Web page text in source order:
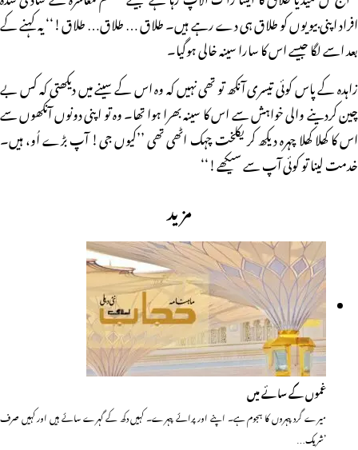
افراد اپنی بیویوں کو طلاق ہی دے رہے ہیں۔ طلاق … طلاق… طلاق!‘‘ یہ کہنے کے
بعد اسے لگا جیسے اس کا سارا سینہ خالی ہوگیا۔
زاہدہ کے پاس کوئی تیسری آنکھ تو تھی نہیں کہ وہ اس کے سینے میں دیکھتی کہ کس بے
چین کردینے والی خواہش سے اس کا سینہ بھرا ہوا تھا۔ وہ تو اپنی دونوں آنکھوں سے
اس کا کھلا کھلا چہرہ دیکھ کر یکلخت چہک اٹھی تھی ’’کیوں جی! آپ بڑے اُو، ہیں۔
خدمت لینا تو کوئی آپ سے سیکھے!‘‘
مزید
غموں کے سائے میں
میرے گرد چہروں کا ہجوم ہے۔ اپنے اور پرائے چہرے۔ کہیں دکھ کے گہرے سائے ہیں اور کہیں صرف
’شریک…